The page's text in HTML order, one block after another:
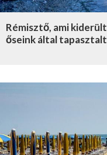
Rémisztő, ami
őseink által